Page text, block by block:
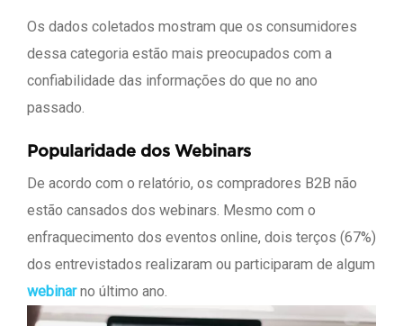
Os dados coletados mostram que os consumidores
dessa categoria estão mais preocupados com a
confiabilidade das informações do que no ano
passado.
Popularidade dos Webinars
De acordo com o relatório, os compradores B2B não
estão cansados dos webinars. Mesmo com o
enfraquecimento dos eventos online, dois terços (67%)
dos entrevistados realizaram ou participaram de algum
webinarno último ano.